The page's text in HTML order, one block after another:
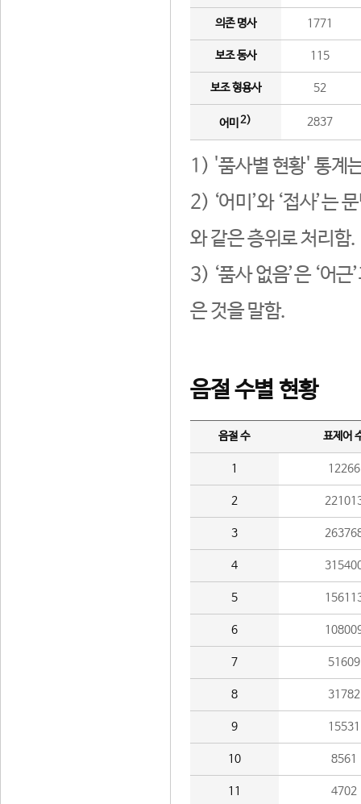
의존 명사 1771
보조 동사 115
보조 형용사 52
어미 2) 2837
1) '품사별 현황' 통계
2) ‘어미’와 ‘접사’는
와 같은 층위로 처리함.
3) ‘품사 없음’은 ‘어
은 것을 말함.
음절 수별 현황
음절 수 표제어
1 12266
2
3
4
5
6
7 51609
8 31782
9 15531
10 8561
11 4702